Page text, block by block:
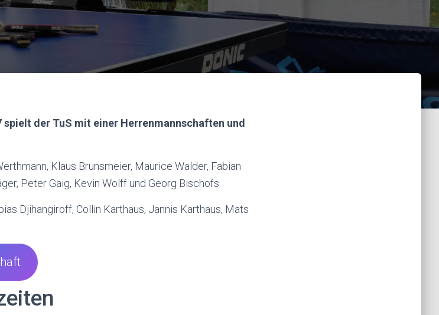
der TuS mit einer Herrenmannschaften und
Klaus Brunsmeier, Maurice Walder, Fabian
Peter Gaig, Kevin Wolff und Georg Bischofs.
Djihangiroff, Collin Karthaus, Jannis Karthaus, Mats